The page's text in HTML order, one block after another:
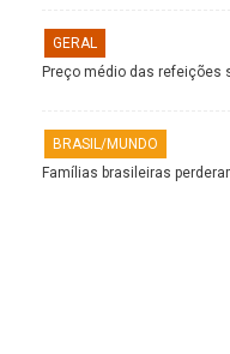
GERAL
Preço médio das refeições
BRASIL/MUNDO
Famílias brasileiras